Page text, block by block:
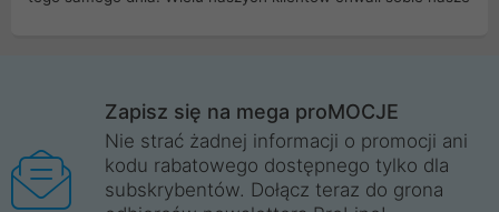
Wrocław, Poznań, Legnica, Katowice, Gliwice, Kalisz, Bytom,
Trzebnica, Opole. Szybka i profesjonalna obsługa!
ProLine to polska firma ze 100% polskim kapitałem. Działamy
legalnie i płacimy podatki w naszym kraju! Posiadamy siedzibę
Zapisz się na mega proMOCJE
Nie strać żadnej informacji o promocji ani
kodu rabatowego dostępnego tylko dla
subskrybentów. Dołącz teraz do grona